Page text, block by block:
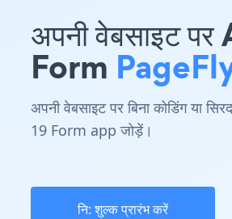
अपनी वेबसाइट
Form
अपनी वेबसाइट पर बिना कोडिंग या
19 Form app जोड़ें।
नि: शुल्क प्रारंभ करें